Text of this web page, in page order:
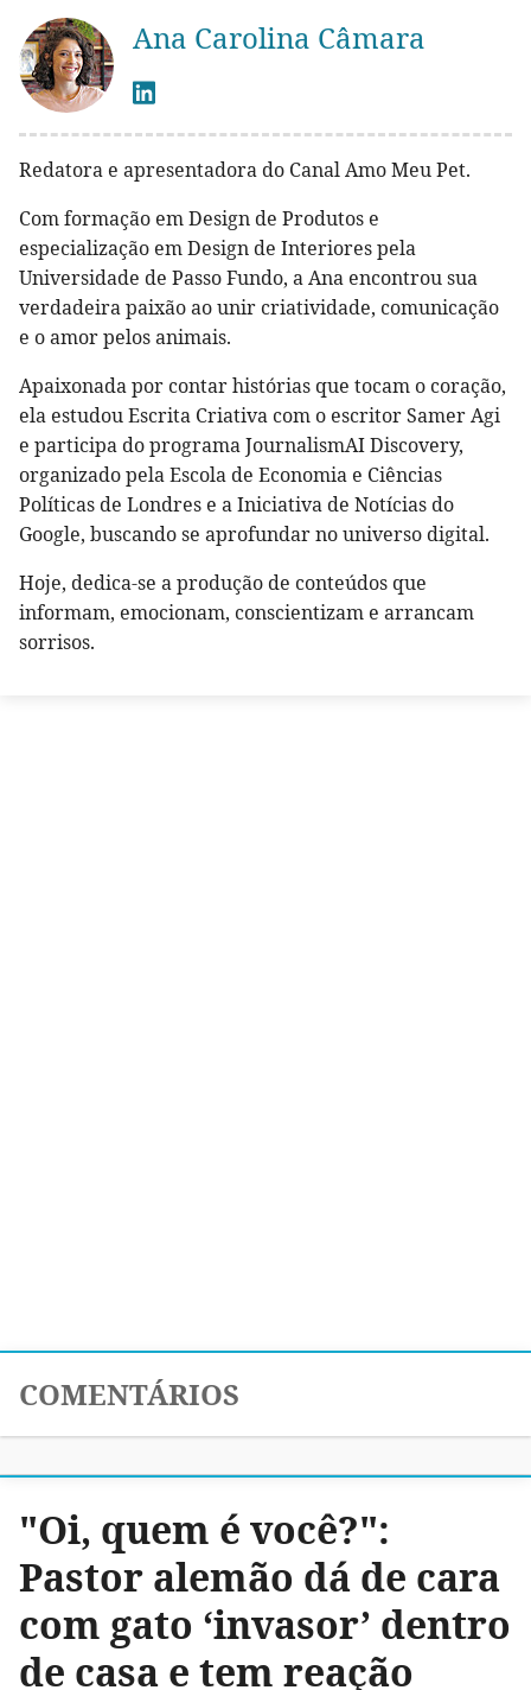
Ana Carolina Câmara
Redatora e apresentadora do Canal Amo Meu Pet.
Com formação em Design de Produtos e
especialização em Design de Interiores pela
Universidade de Passo Fundo, a Ana encontrou sua
verdadeira paixão ao unir criatividade, comunicação
e o amor pelos animais.
Apaixonada por contar histórias que tocam o coração,
ela estudou Escrita Criativa com o escritor Samer Agi
e participa do programa JournalismAI Discovery,
organizado pela Escola de Economia e Ciências
Políticas de Londres e a Iniciativa de Notícias do
Google, buscando se aprofundar no universo digital.
Hoje, dedica-se a produção de conteúdos que
informam, emocionam, conscientizam e arrancam
sorrisos.
COMENTÁRIOS